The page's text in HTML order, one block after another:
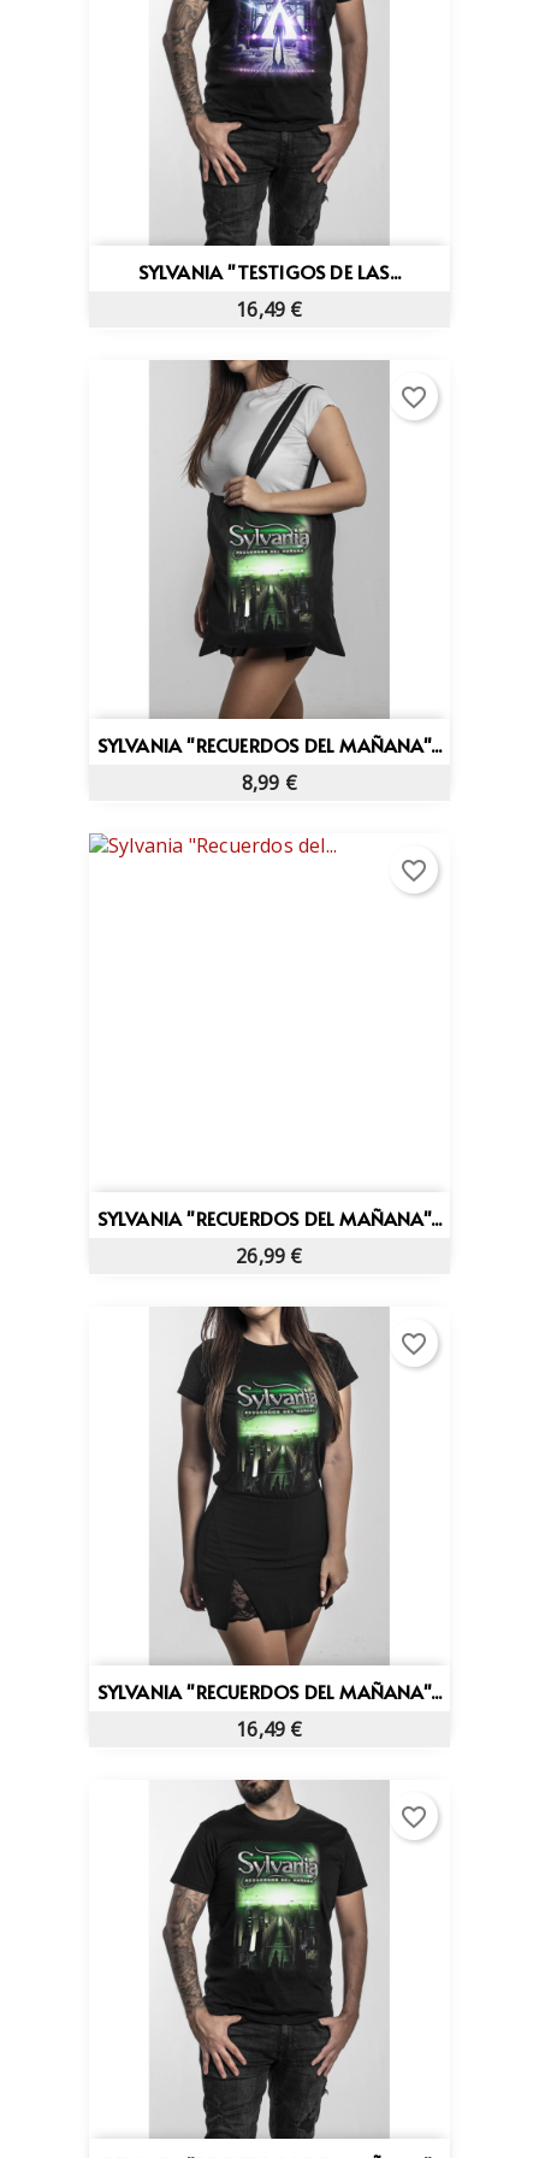
SYLVANIA "TESTIGOS DE LAS...
16,49 €
SYLVANIA "RECUERDOS DEL MAÑANA"...
8,99 €
favorite_border
SYLVANIA "RECUERDOS DEL MAÑANA"...
26,99 €
favorite_border
SYLVANIA "RECUERDOS DEL MAÑANA"...
16,49 €
favorite_border
favorite_border